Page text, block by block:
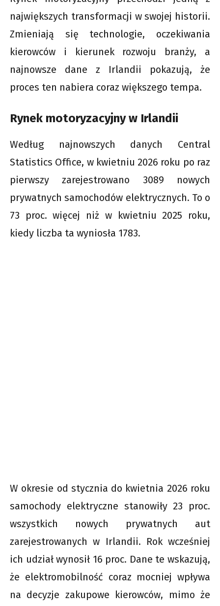
największych transformacji w swojej historii.
Zmieniają się technologie, oczekiwania
kierowców i kierunek rozwoju branży, a
najnowsze dane z Irlandii pokazują, że
proces ten nabiera coraz większego tempa.
Rynek motoryzacyjny w Irlandii
Według najnowszych danych Central
Statistics Office, w kwietniu 2026 roku po raz
pierwszy zarejestrowano 3089 nowych
prywatnych samochodów elektrycznych. To o
73 proc. więcej niż w kwietniu 2025 roku,
kiedy liczba ta wyniosła 1783.
W okresie od stycznia do kwietnia 2026 roku
samochody elektryczne stanowiły 23 proc.
wszystkich nowych prywatnych aut
zarejestrowanych w Irlandii. Rok wcześniej
ich udział wynosił 16 proc. Dane te wskazują,
że elektromobilność coraz mocniej wpływa
na decyzje zakupowe kierowców, mimo że